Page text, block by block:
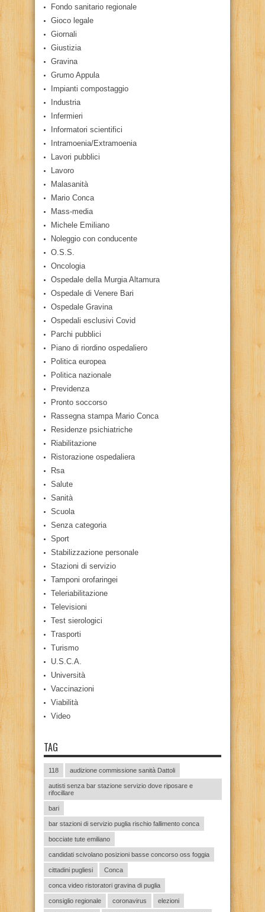
Fondo sanitario regionale
Gioco legale
Giornali
Giustizia
Gravina
Grumo Appula
Impianti compostaggio
Industria
Infermieri
Informatori scientifici
Intramoenia/Extramoenia
Lavori pubblici
Lavoro
Malasanità
Mario Conca
Mass-media
Michele Emiliano
Noleggio con conducente
O.S.S.
Oncologia
Ospedale della Murgia Altamura
Ospedale di Venere Bari
Ospedale Gravina
Ospedali esclusivi Covid
Parchi pubblici
Piano di riordino ospedaliero
Politica europea
Politica nazionale
Previdenza
Pronto soccorso
Rassegna stampa Mario Conca
Residenze psichiatriche
Riabilitazione
Ristorazione ospedaliera
Rsa
Salute
Sanità
Scuola
Senza categoria
Sport
Stabilizzazione personale
Stazioni di servizio
Tamponi orofaringei
Teleriabilitazione
Televisioni
Test sierologici
Trasporti
Turismo
U.S.C.A.
Università
Vaccinazioni
Viabilità
Video
TAG
118 audizione commissione sanità Dattoli
autisti senza bar stazione servizio dove riposare e
rifocillare
bari
bar stazioni di servizio puglia rischio fallimento conca
bocciate tute emiliano
candidati scivolano posizioni basse concorso oss foggia
cittadini pugliesi Conca
conca video ristoratori gravina di puglia
consiglio regionale coronavirus elezioni